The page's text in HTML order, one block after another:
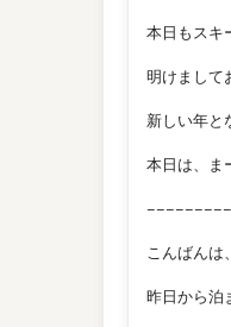
本日もスキ
明けまして
新しい年と
本日は、ま
こんばんは
昨日から泊